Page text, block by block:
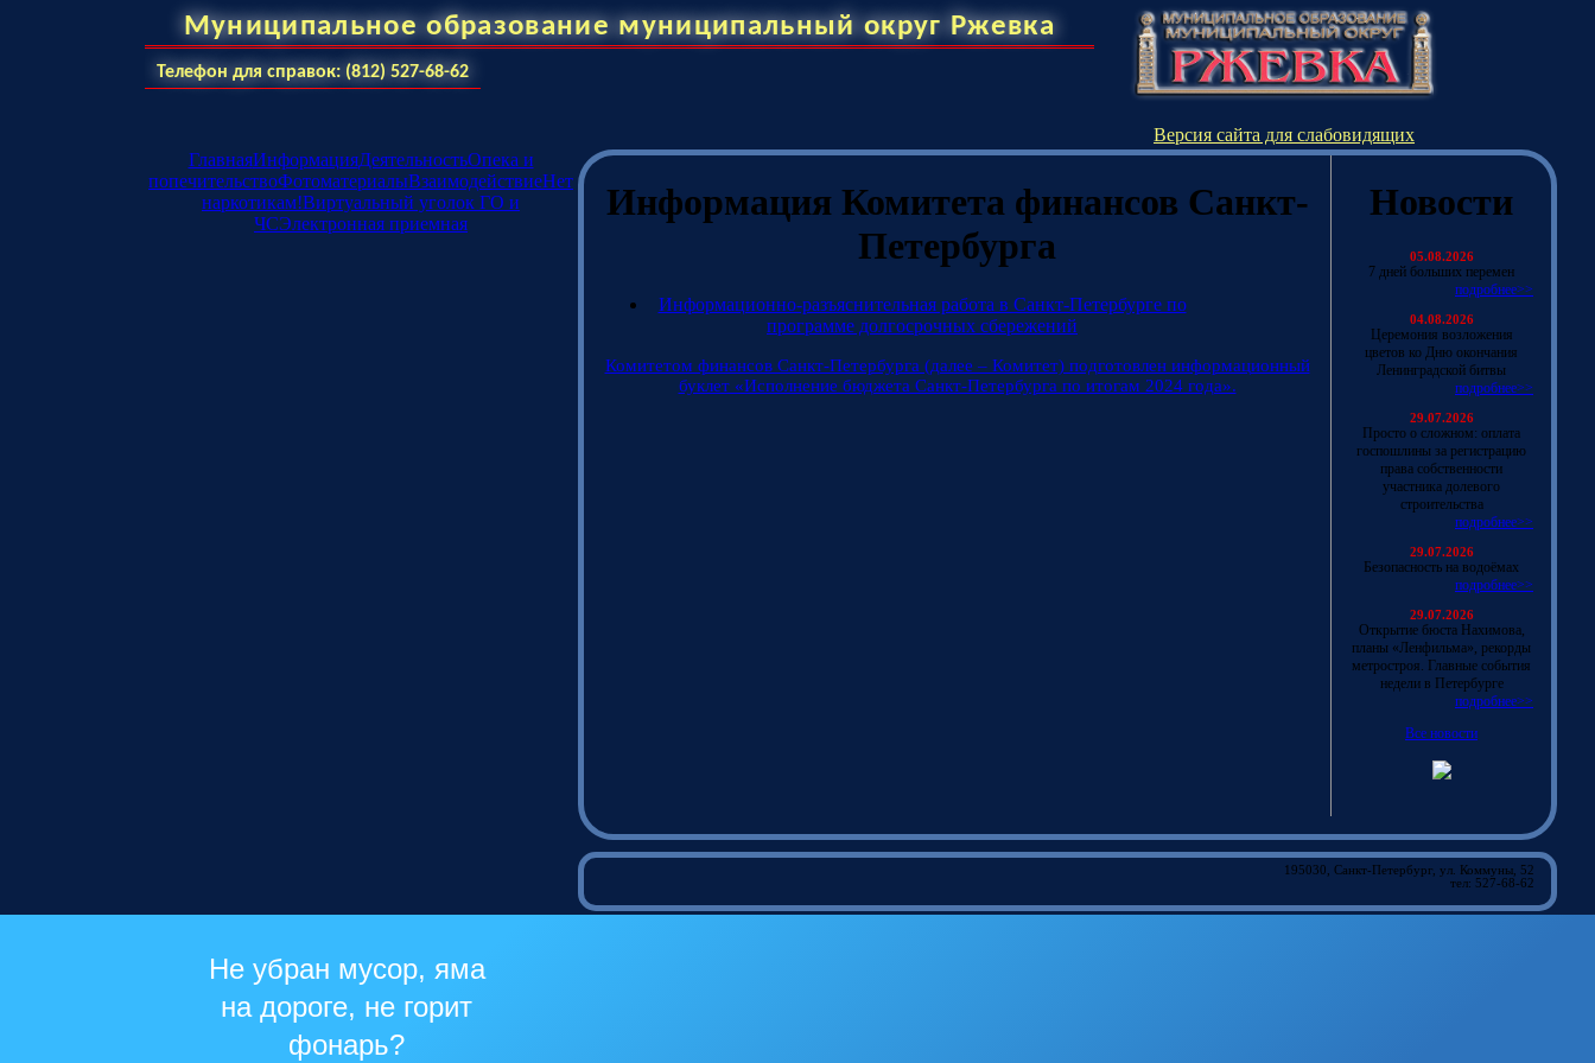
Муниципальное образование муниципальный округ Ржевка
Телефон для справок: (812) 527-68-62
Версия сайта для слабовидящих
ГлавнаяИнформацияДеятельностьОпека и
попечительствоФотоматериалыВзаимодействиеНет
наркотикам!Виртуальный уголок ГО и
ЧСЭлектронная приемная
Новости
05.08.2026
7 дней больших перемен
подробнее>>
04.08.2026
Церемония возложения
цветов ко Дню окончания
Ленинградской битвы
подробнее>>
29.07.2026
Просто о сложном: оплата
госпошлины за регистрацию
права собственности
участника долевого
строительства
подробнее>>
29.07.2026
Безопасность на водоёмах
подробнее>>
29.07.2026
Открытие бюста Нахимова,
планы «Ленфильма», рекорды
метростроя. Главные события
недели в Петербурге
подробнее>>
Все новости
Информация Комитета финансов Санкт-
Петербурга
Информационно-разъяснительная работа в Санкт-Петербурге по
программе долгосрочных сбережений
Комитетом финансов Санкт-Петербурга (далее – Комитет) подготовлен информационный
буклет «Исполнение бюджета Санкт-Петербурга по итогам 2024 года».
195030, Санкт-Петербург, ул. Коммуны, 52
тел: 527-68-62
Не убран мусор, яма
на дороге, не горит
фонарь?